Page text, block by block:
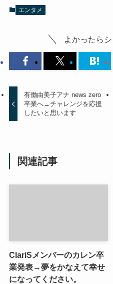
エンタメ
よかったら
有働由美子アナ news zero
卒業へ→チャレンジを応援
したいと思います
関連記事
ClariSメンバーのカレン卒
業発表→夢をかなえて幸せ
になってください。